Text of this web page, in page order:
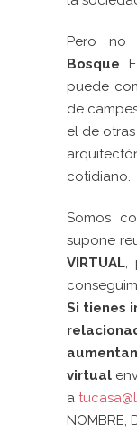
Pero no
Bosque.
puede
de
el de
cotidiano.
Somos
supone
VIRTUAL,
Si tienes
virtual
a
NOMBRE,